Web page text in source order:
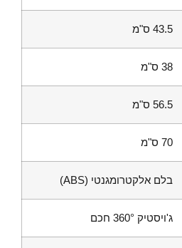
43.5 ס"מ
38 ס"מ
56.5 ס"מ
70 ס"מ
בלם אלקטרומגנטי (ABS)
ג'ויסטיק 360° חכם